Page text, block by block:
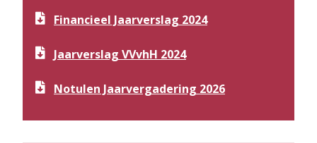
Financieel Jaarverslag 2024
Jaarverslag VVvhH 2024
Notulen Jaarvergadering 2026